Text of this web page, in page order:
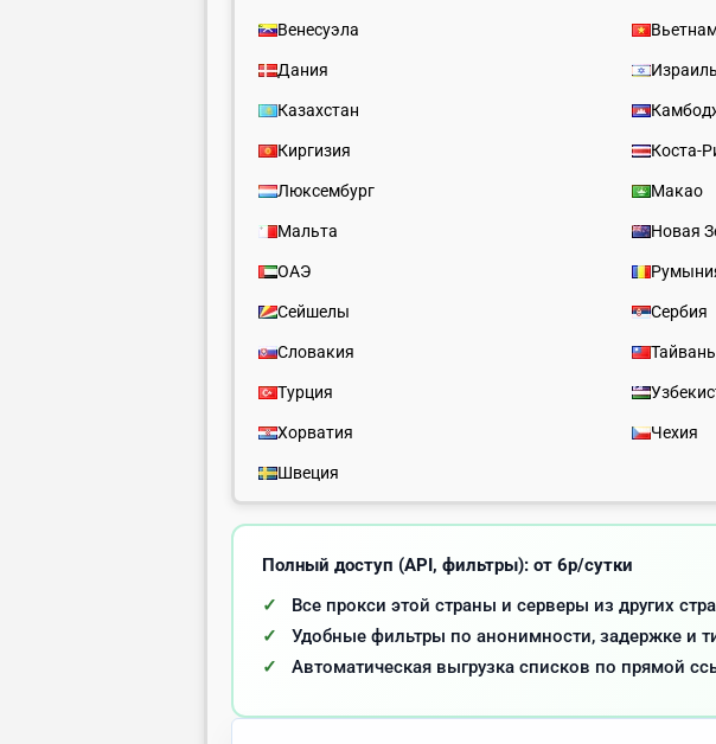
Венесуэла
Дания Израиль
Казахстан
Киргизия Коста-
Люксембург Макао
Мальта Новая
ОАЭ
Сейшелы Сербия
Словакия Тайвань
Турция
Хорватия Чехия
Швеция
Полный доступ (API, фильтры): от 6р/сутки
Все прокси этой страны и серверы из других
Удобные фильтры по анонимности, задержке и
Автоматическая выгрузка списков по прямой